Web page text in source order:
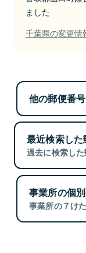
ました
千葉県の変更情
他の郵便番
最近検索し
過去に検索した
事業所の個
事業所の７け